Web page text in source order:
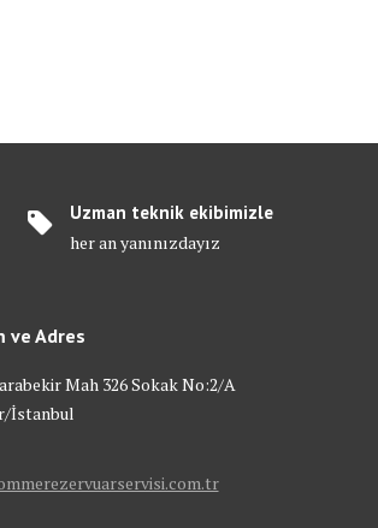
Uzman teknik ekibimizle
her an yanınızdayız
ve Adres
Mah 326 Sokak No:2/A
İstanbul